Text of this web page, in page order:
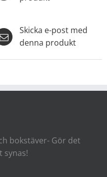
Skicka e-post med
denna produkt
bokstäver- Gör det
synas!